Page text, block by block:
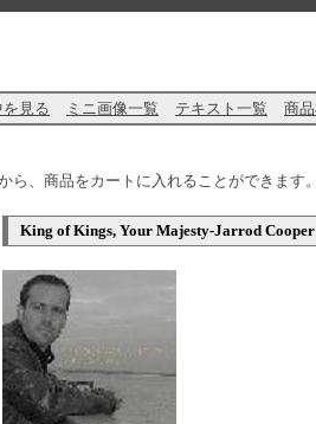
見る ミニ画像一覧 テキスト一覧 商
ら、商品をカートに入れることができます。
King of Kings, Your Majesty-Jarrod Cooper